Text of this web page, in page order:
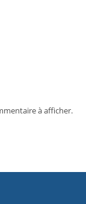
à afficher.